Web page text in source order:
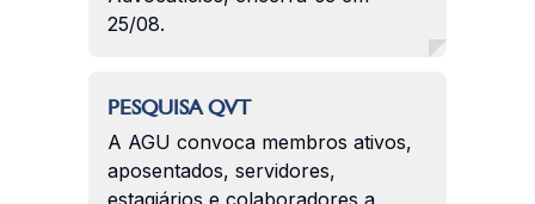
25/08.
PESQUISA QVT
A AGU convoca membros ativos,
aposentados, servidores,
estagiários e colaboradores a